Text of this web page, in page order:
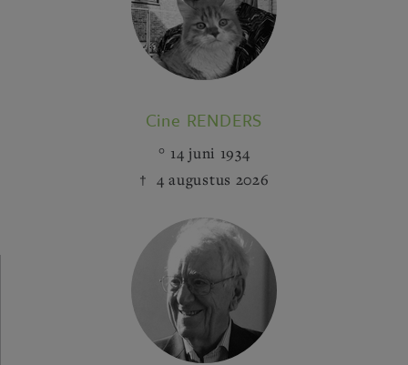
Cine RENDERS
14 juni 1934
4 augustus 2026